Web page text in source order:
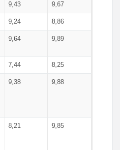
9,43 9,67
9,24 8,86
9,64 9,89
7,44 8,25
9,38 9,88
8,21 9,85